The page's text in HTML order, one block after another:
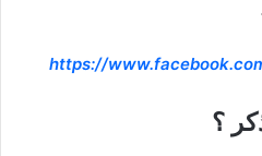
https://
؟